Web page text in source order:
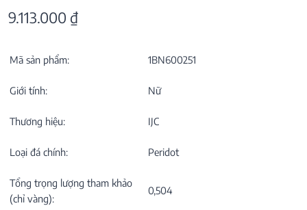
9.113.000 ₫
Mã sản phẩm: 1BN600251
Giới tính: Nữ
Thương hiệu: IJC
Loại đá chính: Peridot
Tổng trọng lượng tham khảo
(chỉ vàng):
0,504